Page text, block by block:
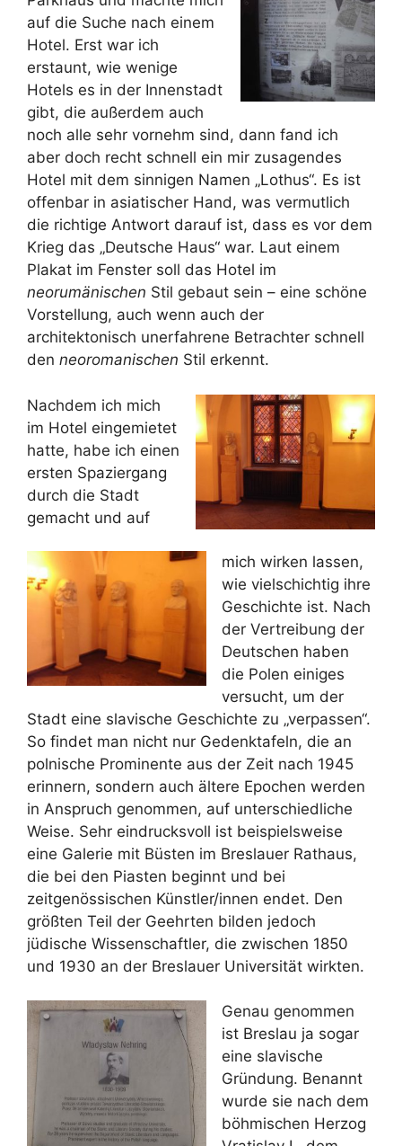
auf die Suche nach einem
Hotel. Erst war ich
erstaunt, wie wenige
Hotels es in der Innenstadt
gibt, die außerdem auch
noch alle sehr vornehm sind, dann fand ich
aber doch recht schnell ein mir zusagendes
Hotel mit dem sinnigen Namen „Lothus“. Es ist
offenbar in asiatischer Hand, was vermutlich
die richtige Antwort darauf ist, dass es vor dem
Krieg das „Deutsche Haus“ war. Laut einem
Plakat im Fenster soll das Hotel im
neorumänischen Stil gebaut sein – eine schöne
Vorstellung, auch wenn auch der
architektonisch unerfahrene Betrachter schnell
den neoromanischen Stil erkennt.
Nachdem ich mich
im Hotel eingemietet
hatte, habe ich einen
ersten Spaziergang
durch die Stadt
gemacht und auf
mich wirken lassen,
wie vielschichtig ihre
Geschichte ist. Nach
der Vertreibung der
Deutschen haben
die Polen einiges
versucht, um der
Stadt eine slavische Geschichte zu „verpassen“.
So findet man nicht nur Gedenktafeln, die an
polnische Prominente aus der Zeit nach 1945
erinnern, sondern auch ältere Epochen werden
in Anspruch genommen, auf unterschiedliche
Weise. Sehr eindrucksvoll ist beispielsweise
eine Galerie mit Büsten im Breslauer Rathaus,
die bei den Piasten beginnt und bei
zeitgenössischen Künstler/innen endet. Den
größten Teil der Geehrten bilden jedoch
jüdische Wissenschaftler, die zwischen 1850
und 1930 an der Breslauer Universität wirkten.
Genau genommen
ist Breslau ja sogar
eine slavische
Gründung. Benannt
wurde sie nach dem
böhmischen Herzog